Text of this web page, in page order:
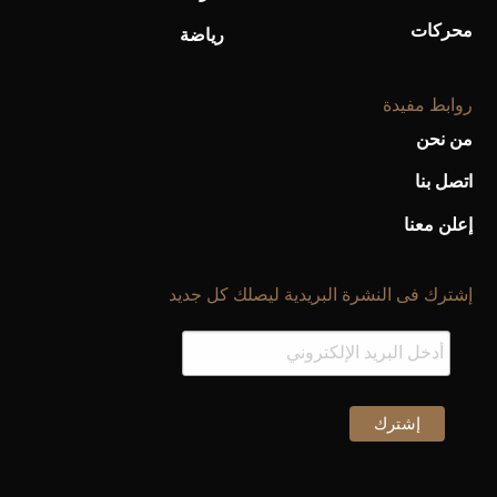
محركات رياضة
روابط مفيدة
من نحن
اتصل بنا
إعلن معنا
إشترك فى النشرة البريدية ليصلك كل جديد